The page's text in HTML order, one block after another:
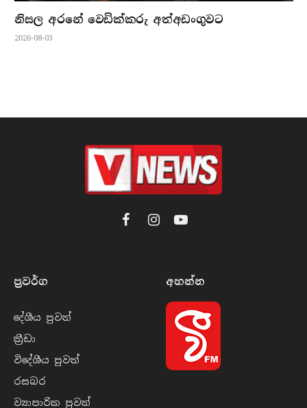
නිසල අරනේ වෙඩික්කරු අත්අඩංගුවට
2026-08-03
FacebookInstagramYouTube
ප්‍රවර්​ග
දේශීය පුව​ත්
ක්‍රී​ඩා
විදේශීය පුව​ත්
රසබ​ර
ව්‍යාපාරික පුව​ත්
අහන්​න